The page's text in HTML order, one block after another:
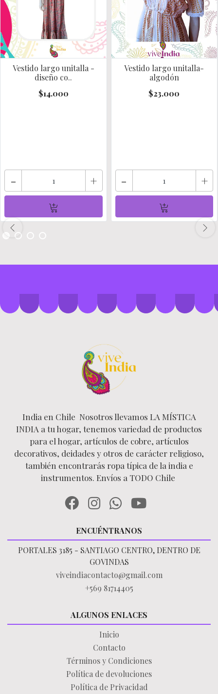
Vestido largo unitalla -
diseño co..
$14.000
- +
Vestido largo unitalla-
algodón
$23.000
- +
India en Chile Nosotros llevamos LA MÍSTICA
INDIA a tu hogar, tenemos variedad de productos
para el hogar, artículos de cobre, artículos
decorativos, deidades y otros de carácter religioso,
también encontrarás ropa típica de la india e
instrumentos. Envíos a TODO Chile
ENCUÉNTRANOS
PORTALES 3185 - SANTIAGO CENTRO, DENTRO DE
GOVINDAS
viveindiacontacto@gmail.com
+569 81714405
ALGUNOS ENLACES
Inicio
Contacto
Términos y Condiciones
Política de devoluciones
Política de Privacidad